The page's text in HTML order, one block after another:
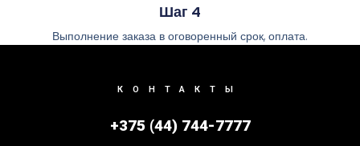
Шаг 4
Выполнение заказа в оговоренный срок, оплата.
КОНТАКТЫ
+375 (44) 744-7777